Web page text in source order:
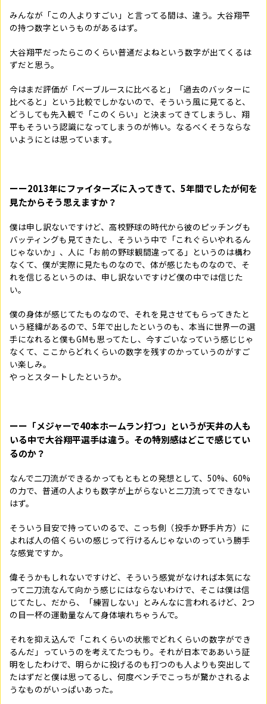
みんなが「この人よりすごい」と言ってる間は、違う。大谷翔平
の持つ数字というものがあるはず。
大谷翔平だったらこのくらい普通だよねという数字が出てくるは
ずだと思う。
今はまだ評価が「ベーブルースに比べると」「過去のバッターに
比べると」という比較でしかないので、そういう風に見てると、
どうしても先入観で「このくらい」と決まってきてしまうし、翔
平もそういう認識になってしまうのが怖い。なるべくそうならな
いようにとは思っています。
ーー2013年にファイターズに入ってきて、5年間でしたが何を
見たからそう思えますか？
僕は申し訳ないですけど、高校野球の時代から彼のピッチングも
バッティングも見てきたし、そういう中で「これぐらいやれるん
じゃないか」、人に「お前の野球観間違ってる」というのは構わ
なくて、僕が実際に見たものなので、体が感じたものなので、そ
れを信じるというのは、申し訳ないですけど僕の中では信じた
い。
僕の身体が感じてたものなので、それを見させてもらってきたと
いう経緯があるので、5年で出したというのも、本当に世界一の選
手になれると僕もGMも思ってたし、今すごいなっていう感じじゃ
なくて、ここからどれくらいの数字を残すのかっていうのがすご
い楽しみ。
やっとスタートしたというか。
ーー「メジャーで40本ホームラン打つ」というが天井の人も
いる中で大谷翔平選手は違う。その特別感はどこで感じてい
るのか？
なんで二刀流ができるかってもともとの発想として、50%、60%
の力で、普通の人よりも数字が上がらないと二刀流ってできない
はず。
そういう目安で持っていのるで、こっち側（投手か野手片方）に
よれば人の倍くらいの感じって行けるんじゃないのっていう勝手
な感覚ですか。
偉そうかもしれないですけど、そういう感覚がなければ本気にな
って二刀流なんて向かう感じにはならないわけで、そこは僕は信
じてたし、だから、「練習しない」とみんなに言われるけど、2つ
の目一杯の運動量なんて身体壊れちゃうんで。
それを抑え込んで「これくらいの状態でどれくらいの数字ができ
るんだ」っていうのを考えてたつもり。それが日本でああいう証
明をしたわけで、明らかに投げるのも打つのも人よりも突出して
たはずだと僕は思ってるし、何度ベンチでこっちが驚かされるよ
うなものがいっぱいあった。